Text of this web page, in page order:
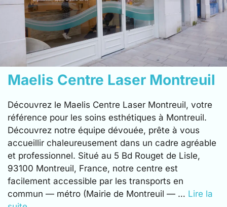
Maelis Centre Laser Montreuil
Découvrez le Maelis Centre Laser Montreuil, votre
référence pour les soins esthétiques à Montreuil.
Découvrez notre équipe dévouée, prête à vous
accueillir chaleureusement dans un cadre agréable
et professionnel. Situé au 5 Bd Rouget de Lisle,
93100 Montreuil, France, notre centre est
facilement accessible par les transports en
commun — métro (Mairie de Montreuil — … Lire la